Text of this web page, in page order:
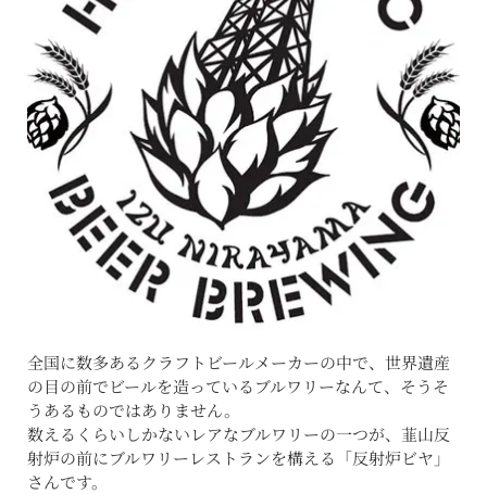
全国に数多あるクラフトビールメーカーの中で、世界遺産
の目の前でビールを造っているブルワリーなんて、そうそ
うあるものではありません。
数えるくらいしかないレアなブルワリーの一つが、韮山反
射炉の前にブルワリーレストランを構える「反射炉ビヤ」
さんです。